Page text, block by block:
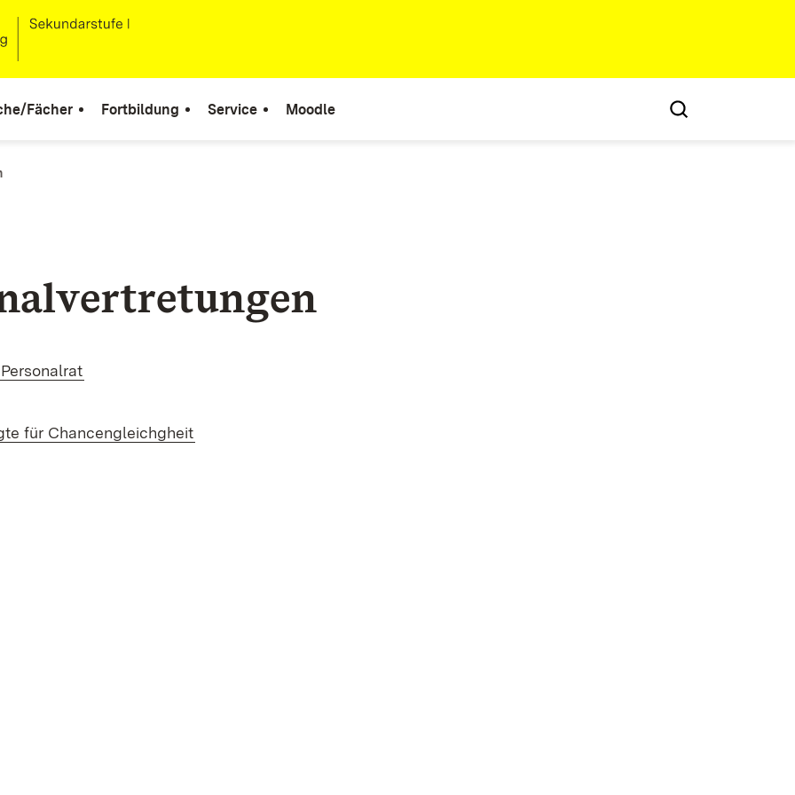
Fächer Fortbildung Service Moodle
für Chancengleichgheit